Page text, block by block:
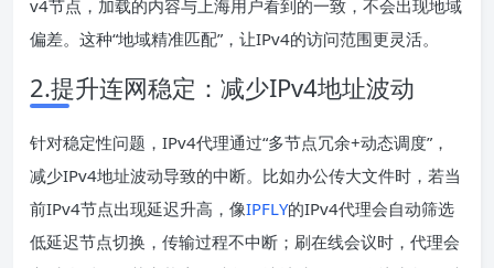
v4节点，加载的内容与上海用户看到的一致，不会出现地域
偏差。这种“地域精准匹配”，让IPv4的访问范围更灵活。
2.提升连网稳定：减少IPv4地址波动
针对稳定性问题，IPv4代理通过“多节点冗余+动态调度”，
减少IPv4地址波动导致的中断。比如办公传大文件时，若当
前IPv4节点出现延迟升高，像IPFLY的IPv4代理会自动筛选
低延迟节点切换，传输过程不中断；刷在线会议时，代理会